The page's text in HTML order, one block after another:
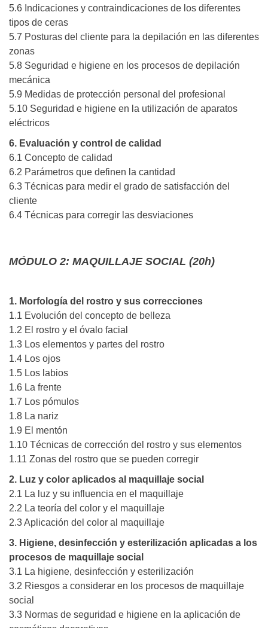
5.6 Indicaciones y contraindicaciones de los diferentes
tipos de ceras
5.7 Posturas del cliente para la depilación en las diferentes
zonas
5.8 Seguridad e higiene en los procesos de depilación
mecánica
5.9 Medidas de protección personal del profesional
5.10 Seguridad e higiene en la utilización de aparatos
eléctricos
6. Evaluación y control de calidad
6.1 Concepto de calidad
6.2 Parámetros que definen la cantidad
6.3 Técnicas para medir el grado de satisfacción del
cliente
6.4 Técnicas para corregir las desviaciones
MÓDULO 2: MAQUILLAJE SOCIAL (20h)
1. Morfología del rostro y sus correcciones
1.1 Evolución del concepto de belleza
1.2 El rostro y el óvalo facial
1.3 Los elementos y partes del rostro
1.4 Los ojos
1.5 Los labios
1.6 La frente
1.7 Los pómulos
1.8 La nariz
1.9 El mentón
1.10 Técnicas de corrección del rostro y sus elementos
1.11 Zonas del rostro que se pueden corregir
2. Luz y color aplicados al maquillaje social
2.1 La luz y su influencia en el maquillaje
2.2 La teoría del color y el maquillaje
2.3 Aplicación del color al maquillaje
3. Higiene, desinfección y esterilización aplicadas a los
procesos de maquillaje social
3.1 La higiene, desinfección y esterilización
3.2 Riesgos a considerar en los procesos de maquillaje
social
3.3 Normas de seguridad e higiene en la aplicación de